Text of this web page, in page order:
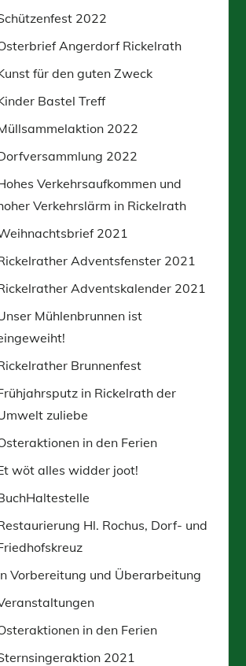
2022
Angerdorf Rickelrath
für den guten Zweck
Bastel Treff
2022
2022
Verkehrsaufkommen und
Verkehrslärm in Rickelrath
2021
Adventsfenster 2021
Adventskalender 2021
Mühlenbrunnen ist
Brunnenfest
in Rickelrath der
zuliebe
in den Ferien
wöt alles widder joot!
Hl. Rochus, Dorf- und
Vorbereitung und Überarbeitung
in den Ferien
2021